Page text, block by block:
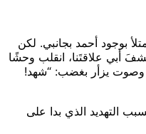
بوجود أحمد بجانبي. لكن
أبي علاقتَنا، انقلب وحشًا
وصوت يزأر بغضب: “شهد!
التهديد الذي بدا على